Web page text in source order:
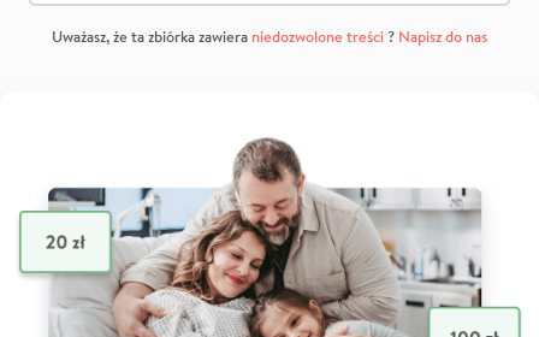
Uważasz, że ta zbiórka zawiera niedozwolone treści? Napisz do nas